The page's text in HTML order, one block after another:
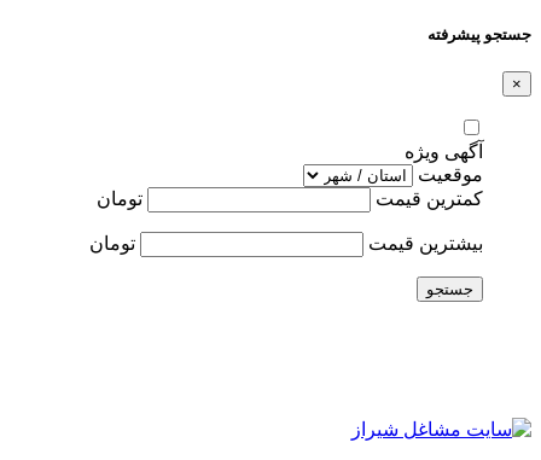
جستجو پیشرفته
×
آگهی ویژه
موقعیت
کمترین قیمت
تومان
بیشترین قیمت تومان
جستجو